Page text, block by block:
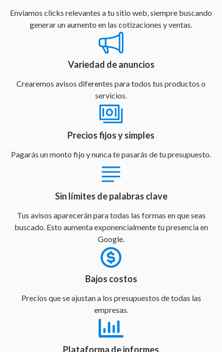
Enviamos clicks relevantes a tu sitio web, siempre buscando
generar un aumento en las cotizaciones y ventas.
Variedad de anuncios
Crearemos avisos diferentes para todos tus productos o
servicios.
Precios fijos y simples
Pagarás un monto fijo y nunca te pasarás de tu presupuesto.
Sin límites de palabras clave
Tus avisos aparecerán para todas las formas en que seas
buscado. Esto aumenta exponencialmente tu presencia en
Google.
Bajos costos
Precios que se ajustan a los presupuestos de todas las
empresas.
Plataforma de informes